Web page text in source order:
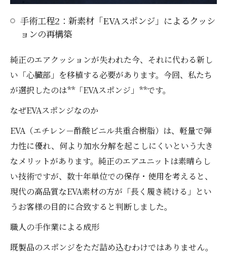
手術工程2：新素材「EVAスポンジ」によるクッシ
ョンの再構築
純正のエアクッションが失われた今、それに代わる新し
い「心臓部」を移植する必要があります。今回、私たち
が選択したのは**「EVAスポンジ」**です。
なぜEVAスポンジなのか
EVA（エチレン－酢酸ビニル共重合樹脂）は、軽量で弾
力性に優れ、何より加水分解を起こしにくいという大き
なメリットがあります。純正のエアユニットは素晴らし
い技術ですが、数十年単位での保存・使用を考えると、
現代の高品質なEVA素材の方が「長く履き続ける」とい
うお客様の目的に合致すると判断しました。
職人の手作業による成形
既製品のスポンジをただ詰め込むわけではありません。